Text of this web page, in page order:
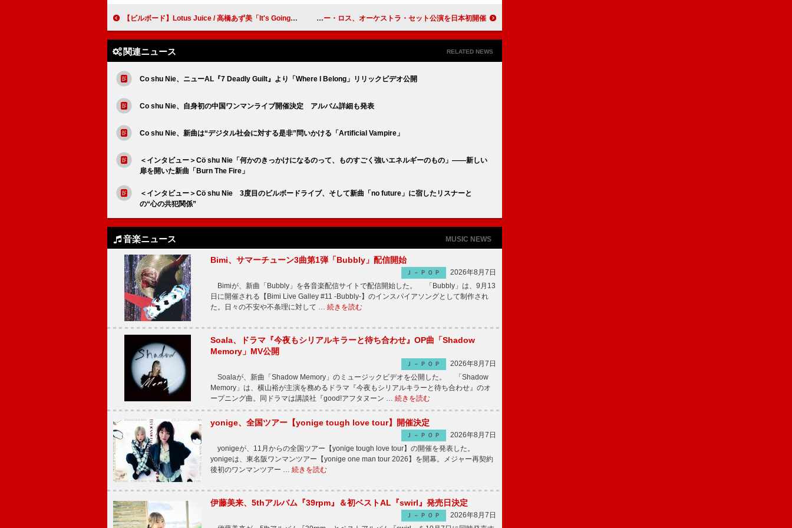
【ビルボード】Lotus Juice / 高橋あず美「It's Going Down Now」初のグローバル・ジャパン・ソングス首位獲得 シガー・ロス、オーケストラ・セット公演を日本初開催
関連ニュース RELATED NEWS
Co shu Nie、ニューAL『7 Deadly Guilt』より「Where I Belong」リリックビデオ公開
Co shu Nie、自身初の中国ワンマンライブ開催決定 アルバム詳細も発表
Co shu Nie、新曲は“デジタル社会に対する是非”問いかける「Artificial Vampire」
＜インタビュー＞Cö shu Nie「何かのきっかけになるのって、ものすごく強いエネルギーのもの」――新しい
扉を開いた新曲「Burn The Fire」
＜インタビュー＞Cö shu Nie 3度目のビルボードライブ、そして新曲「no future」に宿したリスナーと
の“心の共犯関係”
音楽ニュース MUSIC NEWS
Bimi、サマーチューン3曲第1弾「Bubbly」配信開始
Ｊ－ＰＯＰ
2026年8月7日
Bimiが、新曲「Bubbly」を各音楽配信サイトで配信開始した。 「Bubbly」は、9月13
日に開催される【Bimi Live Galley #11 -Bubbly-】のインスパイアソングとして制作され
た。日々の不安や不条理に対して … 続きを読む
Soala、ドラマ『今夜もシリアルキラーと待ち合わせ』OP曲「Shadow
Memory」MV公開
Ｊ－ＰＯＰ
2026年8月7日
Soalaが、新曲「Shadow Memory」のミュージックビデオを公開した。 「Shadow
Memory」は、横山裕が主演を務めるドラマ『今夜もシリアルキラーと待ち合わせ』のオ
ープニング曲。同ドラマは講談社『good!アフタヌーン … 続きを読む
yonige、全国ツアー【yonige tough love tour】開催決定
Ｊ－ＰＯＰ
2026年8月7日
yonigeが、11月からの全国ツアー【yonige tough love tour】の開催を発表した。
yonigeは、東名阪ワンマンツアー【yonige one man tour 2026】を開幕。メジャー再契約
後初のワンマンツアー … 続きを読む
伊藤美来、5thアルバム『39rpm』＆初ベストAL『swirl』発売日決定
Ｊ－ＰＯＰ
2026年8月7日